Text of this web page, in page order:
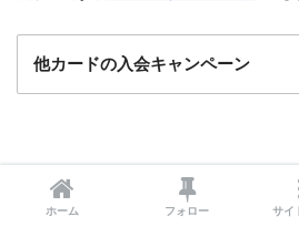
他カードの入会キャンペーン
三菱UFJカード 三菱UFJカードの入会キ
ホーム フォロー サイ